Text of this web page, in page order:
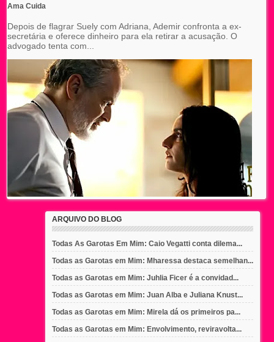
Ama Cuida
Depois de flagrar Suely com Adriana, Ademir confronta a ex-
secretária e oferece dinheiro para ela retirar a acusação. O
advogado tenta com...
ARQUIVO DO BLOG
Todas As Garotas Em Mim: Caio Vegatti conta dilema...
Todas as Garotas em Mim: Mharessa destaca semelhan...
Todas as Garotas em Mim: Juhlia Ficer é a convidad...
Todas as Garotas em Mim: Juan Alba e Juliana Knust...
Todas as Garotas em Mim: Mirela dá os primeiros pa...
Todas as Garotas em Mim: Envolvimento, reviravolta...